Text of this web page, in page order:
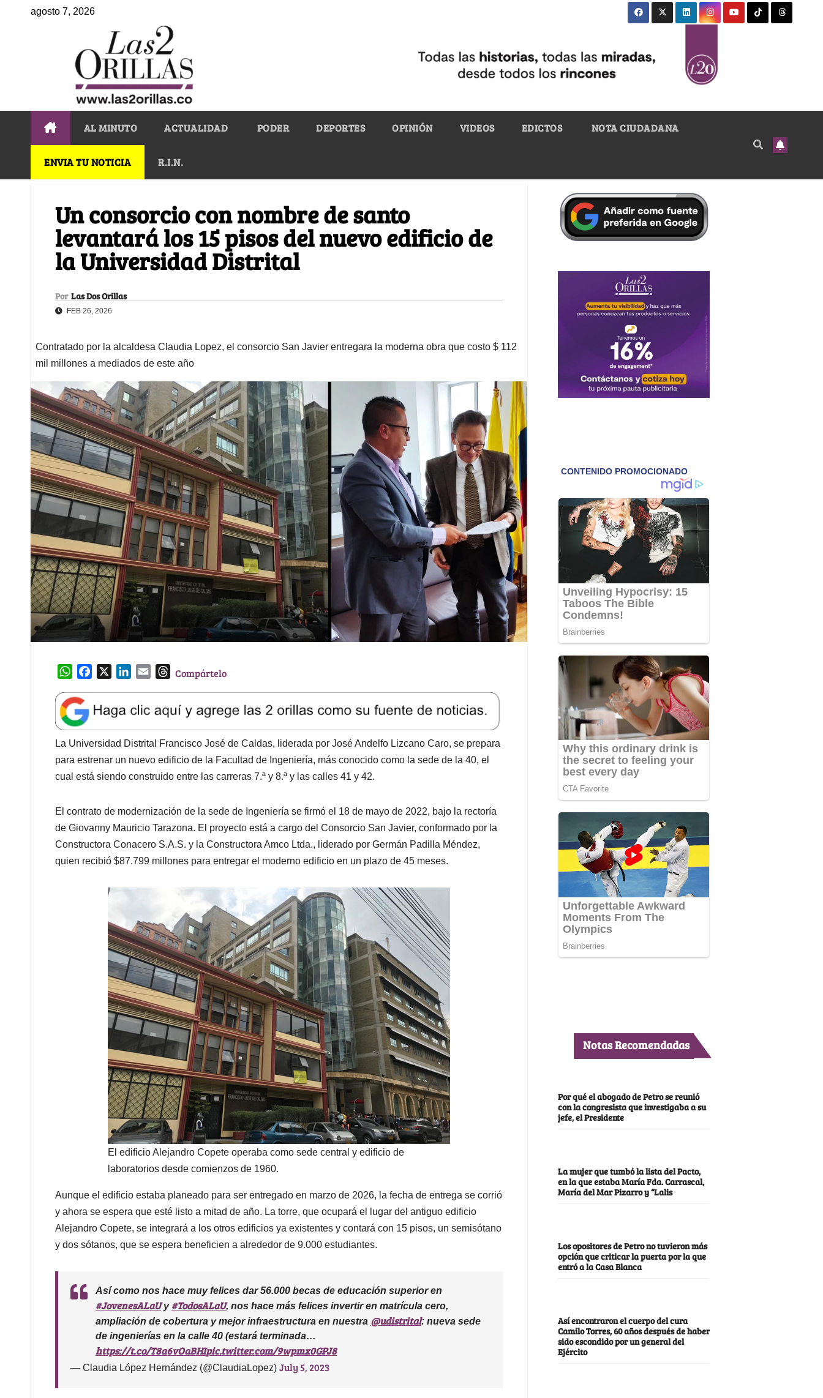
agosto 7, 2026
AL MINUTO ACTUALIDAD PODER DEPORTES OPINIÓN VIDEOS EDICTOS NOTA CIUDADANA
ENVIA TU NOTICIA R.I.N.
Un consorcio con nombre de santo
levantará los 15 pisos del nuevo edificio de
la Universidad Distrital
Por Las Dos Orillas
FEB 26, 2026
Contratado por la alcaldesa Claudia Lopez, el consorcio San Javier entregara la moderna obra que costo $ 112
mil millones a mediados de este año
W
a
t
s
A
p
p
e
b
o
o
k
k
e
d
I
n
l
T
e
a
d
s
Compártelo
La Universidad Distrital Francisco José de Caldas, liderada por José Andelfo Lizcano Caro, se prepara
para estrenar un nuevo edificio de la Facultad de Ingeniería, más conocido como la sede de la 40, el
cual está siendo construido entre las carreras 7.ª y 8.ª y las calles 41 y 42.
El contrato de modernización de la sede de Ingeniería se firmó el 18 de mayo de 2022, bajo la rectoría
de Giovanny Mauricio Tarazona. El proyecto está a cargo del Consorcio San Javier, conformado por la
Constructora Conacero S.A.S. y la Constructora Amco Ltda., liderado por Germán Padilla Méndez,
quien recibió $87.799 millones para entregar el moderno edificio en un plazo de 45 meses.
El edificio Alejandro Copete operaba como sede central y edificio de
laboratorios desde comienzos de 1960.
Aunque el edificio estaba planeado para ser entregado en marzo de 2026, la fecha de entrega se corrió
y ahora se espera que esté listo a mitad de año. La torre, que ocupará el lugar del antiguo edificio
Alejandro Copete, se integrará a los otros edificios ya existentes y contará con 15 pisos, un semisótano
y dos sótanos, que se espera beneficien a alrededor de 9.000 estudiantes.
Así como nos hace muy felices dar 56.000 becas de educación superior en
#JovenesALaUy #TodosALaU, nos hace más felices invertir en matrícula cero,
ampliación de cobertura y mejor infraestructura en nuestra @udistrital: nueva sede
de ingenierías en la calle 40 (estará terminada…
https://t.co/T8a6vOaBHIpic.twitter.com/9wpmx0GPJ8
— Claudia López Hernández (@ClaudiaLopez) July 5, 2023
Notas Recomendadas
Por qué el abogado de Petro se reunió
con la congresista que investigaba a su
jefe, el Presidente
La mujer que tumbó la lista del Pacto,
en la que estaba María Fda. Carrascal,
María del Mar Pizarro y “Lalis
Los opositores de Petro no tuvieron más
opción que criticar la puerta por la que
entró a la Casa Blanca
Así encontraron el cuerpo del cura
Camilo Torres, 60 años después de haber
sido escondido por un general del
Ejército